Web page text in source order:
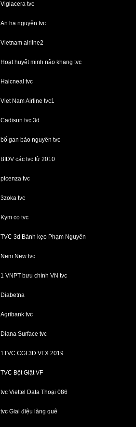
Viglacera tvc
An hạ nguyên tvc
Vietnam airline2
Hoạt huyết minh não khang tvc
Haicneal tvc
Viet Nam Airline tvc1
Cadisun tvc 3d
bổ gan bảo nguyên tvc
BIDV các tvc từ 2010
picenza tvc
3zoka tvc
Kym co tvc
TVC 3d Bánh kẹo Phạm Nguyên
Nem New tvc
1 VNPT bưu chính VN tvc
Diabetna
Agribank tvc
Diana Surface tvc
1TVC CGI 3D VFX 2019
TVC Bột Giặt VF
tvc Viettel Data Thoại 086
tvc Giai điệu làng quê